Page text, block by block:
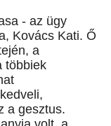
- az ügy
Kovács Kati. Ő
a
többiek
a gesztus.